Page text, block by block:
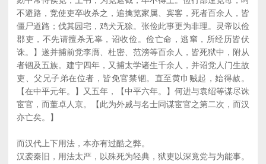
不避路，竞使吏卒收杀之，追擒览家属、宾客，死者百余人，皆
僵尸道路；伐其园宅，鸡犬无狳。张俭此事更为非理。灵帝以俭
郡吏，不先请擅杀无辜，诏收俭。俭亡命，逃窜，所经历皆伏
诛。】遂并捕前党李膺、杜密、范滂等百余人，皆死狱中，附从
者锢及五族。建宁四年，又捕太学诸生千余人，并诏党人门生故
吏、父兄子弟在位者，皆免官禁锢。直至黄巾贼起，始得赦。
【在中平元年。】又五年，【中平六年。】何进与袁绍等谋尽诛
宦官，而董卓人京。【此为外戚与名士同谋宦官之第二次，而汉
亦亡矣。】
而汉代上下用法，本亦有过酷之弊。
汉袭秦旧，用法太严，以殊死为轻典，狱吏以深竟党与为能事。